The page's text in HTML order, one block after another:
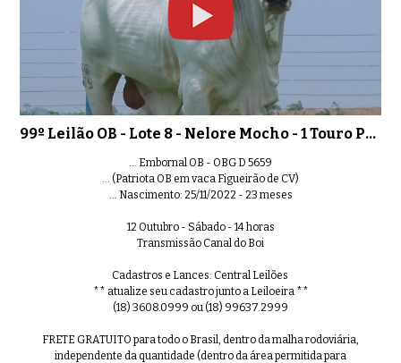
99º Leilão OB - Lote 8 - Nelore Mocho - 1 Touro PO Registrado
... Embornal OB - OBG D 5659
... (Patriota OB em vaca Figueirão de CV)
... Nascimento: 25/11/2022 - 23 meses
12 Outubro - Sábado - 14 horas
Transmissão Canal do Boi
Cadastros e Lances: Central Leilões
** atualize seu cadastro junto a Leiloeira **
(18) 3608.0999 ou (18) 99637.2999
FRETE GRATUITO para todo o Brasil, dentro da malha rodoviária,
independente da quantidade (dentro da área permitida para